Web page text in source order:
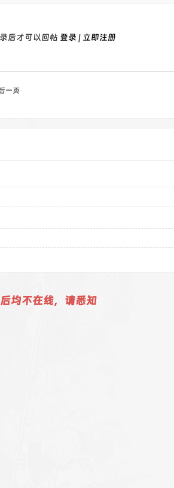
后才可以回帖 登录 | 立即注册
一页
均不在线，请悉知